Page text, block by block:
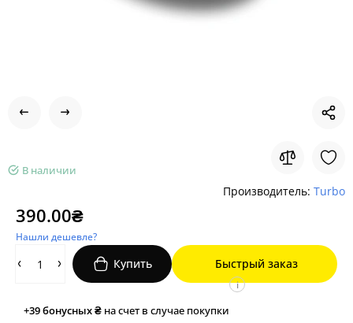
В наличии
Производитель: Turbo
390.00₴
Нашли дешевле?
Купить Быстрый заказ
+39бонусных ₴ на счет в случае покупки
i